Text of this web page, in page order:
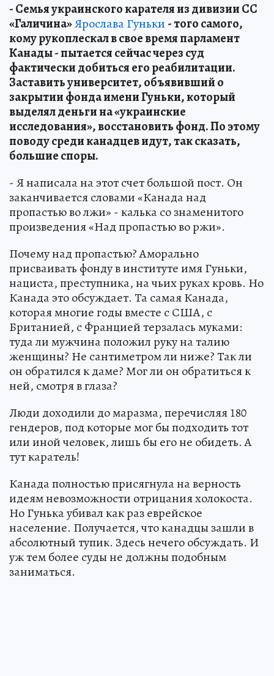
- Семья украинского карателя из дивизии СС
«Галичина»Ярослава Гуньки - того самого,
кому рукоплескал в свое время парламент
Канады - пытается сейчас через суд
фактически добиться его реабилитации.
Заставить университет, объявивший о
закрытии фонда имени Гуньки, который
выделял деньги на «украинские
исследования», восстановить фонд. По этому
поводу среди канадцев идут, так сказать,
большие споры.
- Я написала на этот счет большой пост. Он
заканчивается словами «Канада над
пропастью во лжи» - калька со знаменитого
произведения «Над пропастью во ржи».
Почему над пропастью? Аморально
присваивать фонду в институте имя Гуньки,
нациста, преступника, на чьих руках кровь. Но
Канада это обсуждает. Та самая Канада,
которая многие годы вместе с США, с
Британией, с Францией терзалась муками:
туда ли мужчина положил руку на талию
женщины? Не сантиметром ли ниже? Так ли
он обратился к даме? Мог ли он обратиться к
ней, смотря в глаза?
Люди доходили до маразма, перечисляя 180
гендеров, под которые мог бы подходить тот
или иной человек, лишь бы его не обидеть. А
тут каратель!
Канада полностью присягнула на верность
идеям невозможности отрицания холокоста.
Но Гунька убивал как раз еврейское
население. Получается, что канадцы зашли в
абсолютный тупик. Здесь нечего обсуждать. И
уж тем более суды не должны подобным
заниматься.